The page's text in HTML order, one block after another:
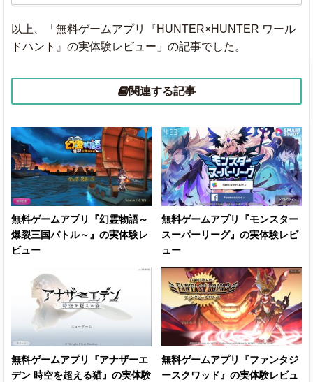
以上、「無料ゲームアプリ『HUNTER×HUNTER ワール
ドハント』の実体験レビュー」の記事でした。
関連する記事
無料ゲームアプリ『幻霊物語～
爆裂三国バトル～』の実体験レ
ビュー
無料ゲームアプリ『モンスター
スーパーリーグ』の実体験レビ
ュー
無料ゲームアプリ『アナザーエ
デン 時空を超える猫』の実体験
無料ゲームアプリ『ファンタジ
ースクワッド』の実体験レビュ